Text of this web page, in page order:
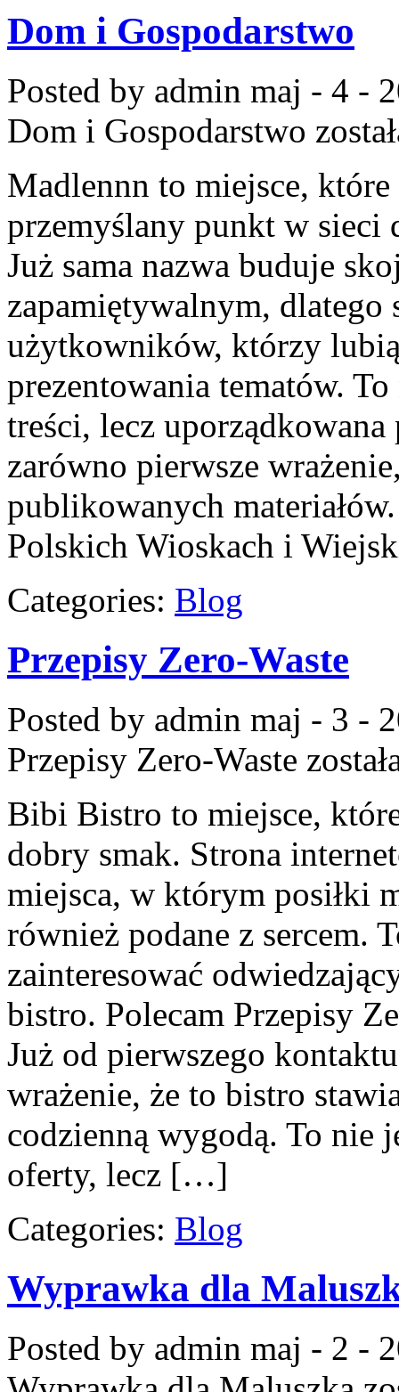
Dom i Gospodarstwo
Posted by admin maj - 4 -
Dom i Gospodarstwo
Madlennn to miejsce,
przemyślany punkt w sieci
Już sama nazwa buduje
zapamiętywalnym, dlatego
użytkowników, którzy
prezentowania tematów.
treści, lecz
zarówno pierwsze
publikowanych
Polskich Wioskach i
Categories: Blog
Przepisy Zero-Waste
Posted by admin maj - 3 -
Przepisy Zero-Waste
Bibi Bistro to miejsce,
dobry smak. Strona
miejsca, w którym posiłki
również podane z sercem.
zainteresować
bistro. Polecam Przepisy
Już od pierwszego
wrażenie, że to bistro
codzienną wygodą. To nie
oferty, lecz […]
Categories: Blog
Wyprawka dla
Posted by admin maj - 2 -